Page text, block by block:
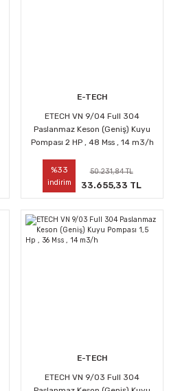
E-TECH
ETECH VN 9/04 Full 304
Paslanmaz Keson (Geniş) Kuyu
Pompası 2 HP , 48 Mss , 14 m3/h
%33
indirim
50.231,84 TL
33.655,33 TL
E-TECH
ETECH VN 9/03 Full 304